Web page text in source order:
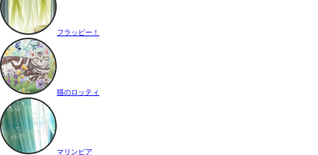
フラッピー！
猫のロッティ
マリンピア